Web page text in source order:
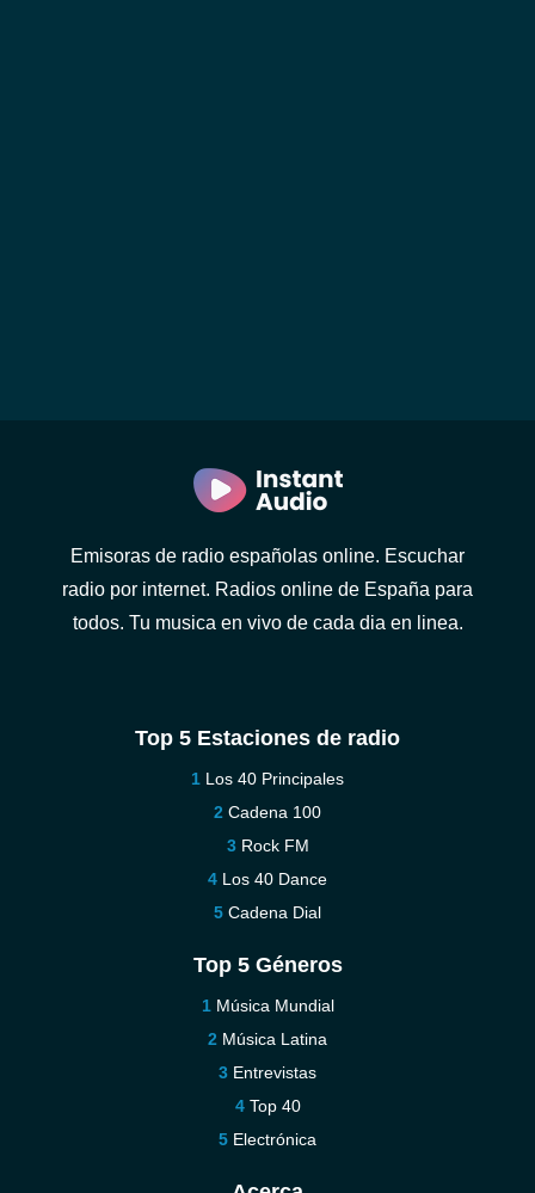
Emisoras de radio españolas online. Escuchar
radio por internet. Radios online de España para
todos. Tu musica en vivo de cada dia en linea.
Top 5 Estaciones de radio
Los 40 Principales
Cadena 100
Rock FM
Los 40 Dance
Cadena Dial
Top 5 Géneros
Música Mundial
Música Latina
Entrevistas
Top 40
Electrónica